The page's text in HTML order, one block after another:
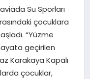
Su Sporları
çocuklara
“Yüzme
geçirilen
Karakaya Kapalı
çocuklar,